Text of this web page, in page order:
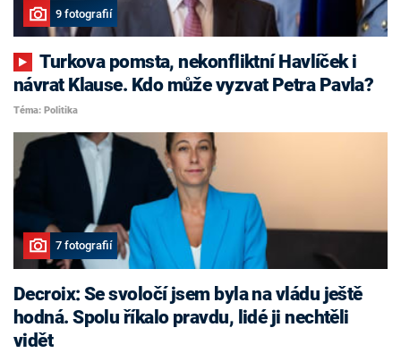
9 fotografií
Turkova pomsta, nekonfliktní Havlíček i
návrat Klause. Kdo může vyzvat Petra Pavla?
Téma: Politika
7 fotografií
Decroix: Se svoločí jsem byla na vládu ještě
hodná. Spolu říkalo pravdu, lidé ji nechtěli
vidět